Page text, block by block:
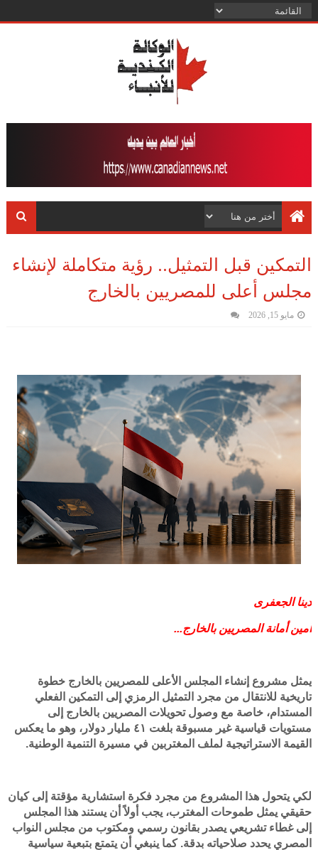
التمكين قبل التمثيل.. رؤية متكاملة لإنشاء
مجلس أعلى للمصريين بالخارج
مايو 15, 2026
دينا الجعفرى
أمين أمانة المصريين بالخارج...
يمثل مشروع إنشاء المجلس الأعلى للمصريين بالخارج خطوة
تاريخية للانتقال من مجرد التمثيل الرمزي إلى التمكين الفعلي
المستدام، خاصة مع وصول تحويلات المصريين بالخارج إلى
مستويات قياسية غير مسبوقة بلغت ٤١ مليار دولار، وهو ما يعكس
القيمة الاستراتيجية لملف المغتربين في مسيرة التنمية الوطنية.
لكي يتحول هذا المشروع من مجرد فكرة استشارية مؤقتة إلى كيان
حقيقي يمثل طموحات المغترب، يجب أولاً أن يستند هذا المجلس
إلى غطاء تشريعي يصدر بقانون رسمي ومكتوب من مجلس النواب
المصري يحدد صلاحياته بدقة. كما ينبغي أن يتمتع بتبعية سياسية